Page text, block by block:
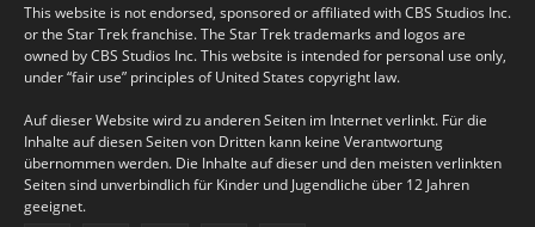
This website is not endorsed, sponsored or affiliated with CBS Studios Inc.
or the Star Trek franchise. The Star Trek trademarks and logos are
owned by CBS Studios Inc. This website is intended for personal use only,
under “fair use” principles of United States copyright law.
Auf dieser Website wird zu anderen Seiten im Internet verlinkt. Für die
Inhalte auf diesen Seiten von Dritten kann keine Verantwortung
übernommen werden. Die Inhalte auf dieser und den meisten verlinkten
Seiten sind unverbindlich für Kinder und Jugendliche über 12 Jahren
geeignet.